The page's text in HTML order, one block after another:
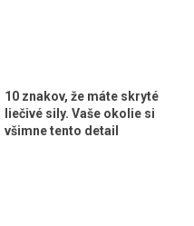
10 znakov, že máte skryté
liečivé sily. Vaše okolie si
všimne tento detail